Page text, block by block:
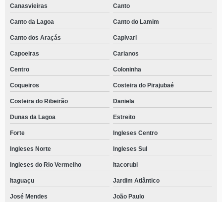
Canasvieiras Canto
Canto da Lagoa Canto do Lamim
Canto dos Araçás Capivari
Capoeiras Carianos
Centro Coloninha
Coqueiros Costeira do Pirajubaé
Costeira do Ribeirão Daniela
Dunas da Lagoa Estreito
Forte Ingleses Centro
Ingleses Norte Ingleses Sul
Ingleses do Rio Vermelho Itacorubi
Itaguaçu Jardim Atlântico
José Mendes João Paulo